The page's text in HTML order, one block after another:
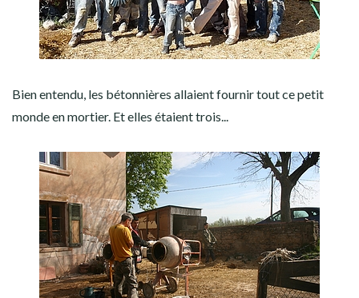
Bien entendu, les bétonnières allaient fournir tout ce petit
monde en mortier. Et elles étaient trois...